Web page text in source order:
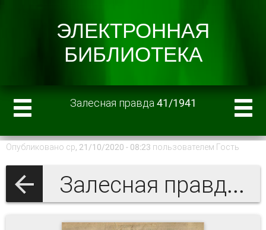
Залесная правда 41/1941
Опубликовано ср, 21/10/2020 - 08:23 пользователем Гость
Залесная правда 1941